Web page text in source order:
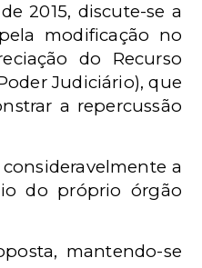
2015, discute-se a
modificação no
do Recurso
Judiciário), que
a repercussão
a
do próprio órgão
mantendo-se